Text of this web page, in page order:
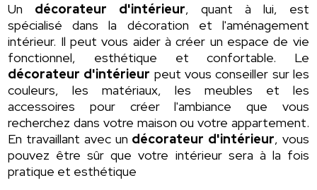
Un décorateur d'intérieur, quant à lui, est
spécialisé dans la décoration et l'aménagement
intérieur. Il peut vous aider à créer un espace de vie
fonctionnel, esthétique et confortable. Le
décorateur d'intérieur peut vous conseiller sur les
couleurs, les matériaux, les meubles et les
accessoires pour créer l'ambiance que vous
recherchez dans votre maison ou votre appartement.
En travaillant avec un décorateur d'intérieur, vous
pouvez être sûr que votre intérieur sera à la fois
pratique et esthétique